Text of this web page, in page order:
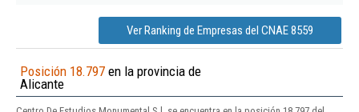
Ver Ranking de Empresas del CNAE 8559
Posición 18.797 en la provincia de
Alicante